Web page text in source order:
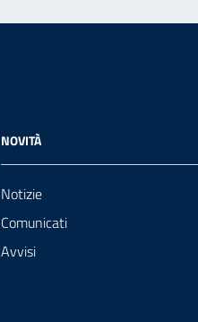
NOVITÀ
Notizie
Comunicati
Avvisi